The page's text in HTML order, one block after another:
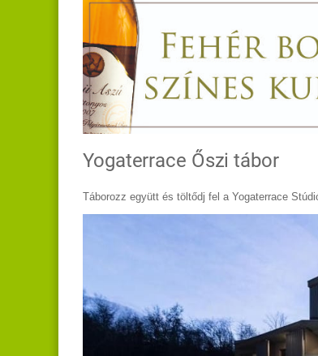
Yogaterrace Őszi tábor
Táborozz együtt és töltődj fel a Yogaterrace